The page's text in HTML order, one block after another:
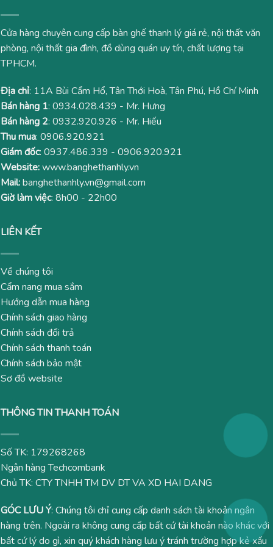
Cửa hàng chuyên cung cấp bàn ghế thanh lý giá rẻ, nội thất văn
phòng, nội thất gia đình, đồ dùng quán uy tín, chất lượng tại
TPHCM.
Địa chỉ: 11A Bùi Cẩm Hổ, Tân Thới Hoà, Tân Phú, Hồ Chí Minh
Bán hàng 1: 0934.028.439 - Mr. Hưng
Bán hàng 2: 0932.920.926 - Mr. Hiếu
Thu mua: 0906.920.921
Giám đốc: 0937.486.339 - 0906.920.921
Website:www.banghethanhly.vn
Mail:banghethanhly.vn@gmail.com
Giờ làm việc: 8h00 - 22h00
LIÊN KẾT
Về chúng tôi
Cẩm nang mua sắm
Hướng dẫn mua hàng
Chính sách giao hàng
Chính sách đổi trả
Chính sách thanh toán
Chính sách bảo mật
Sơ đồ website
THÔNG TIN THANH TOÁN
Số TK: 179268268
Ngân hàng Techcombank
Chủ TK: CTY TNHH TM DV DT VA XD HAI DANG
GÓC LƯU Ý: Chúng tôi chỉ cung cấp danh sách tài khoản ngân
hàng trên. Ngoài ra không cung cấp bất cứ tài khoản nào khác với
bất cứ lý do gì, xin quý khách hàng lưu ý tránh trường hợp kẻ xấu